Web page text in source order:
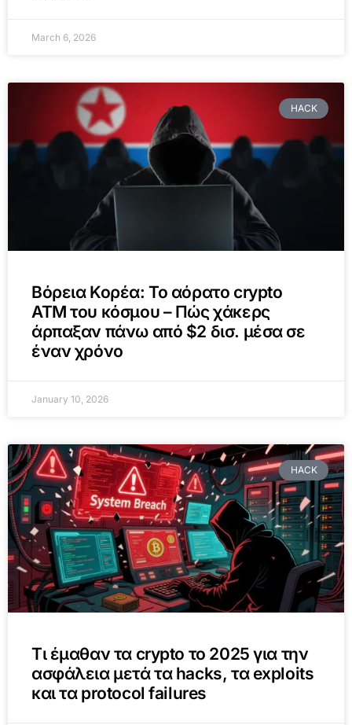
March 6, 2026
HACK
Βόρεια Κορέα: Το αόρατο crypto
ATM του κόσμου – Πώς χάκερς
άρπαξαν πάνω από $2 δισ. μέσα σε
έναν χρόνο
January 10, 2026
HACK
Τι έμαθαν τα crypto το 2025 για την
ασφάλεια μετά τα hacks, τα exploits
και τα protocol failures